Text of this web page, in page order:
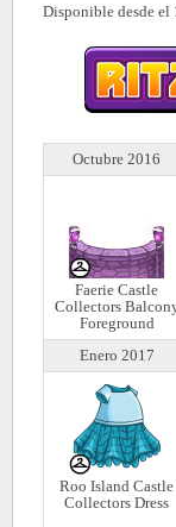
Disponible desde el
Octubre 2016
Faerie Castle
Collectors
Foreground
Enero 2017
Roo Island Castle
Collectors Dress